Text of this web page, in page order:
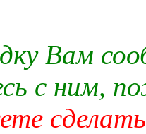
Вам
с ним,
сделать